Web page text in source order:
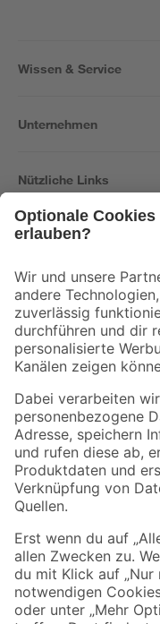
Wissen & Service
Unternehmen
Nützliche Links
Der toom Newsletter: Keine
Zur Newsletter
Folge uns
Zahlungsarten
Sicher einkaufen
Jetzt die toom-App